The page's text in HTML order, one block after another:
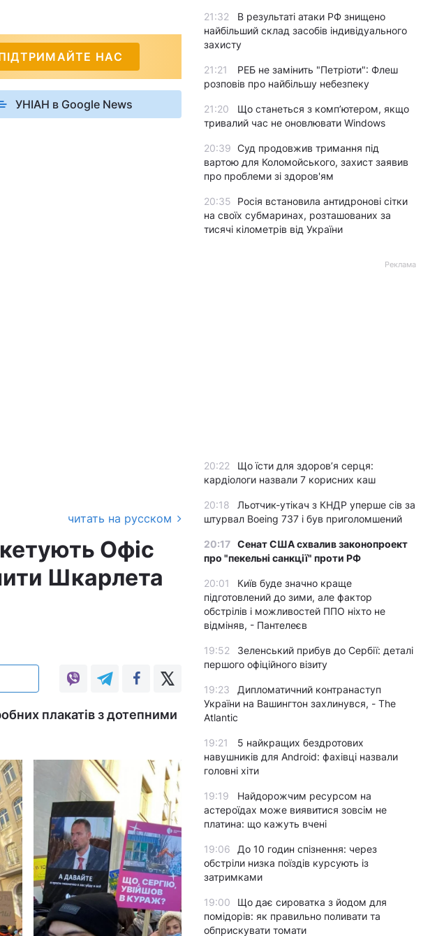
НАС
УНІАН в Google News
читать на русском
Офіс
Шкарлета
плакатів з дотепними
21:32
В результаті атаки РФ знищено
найбільший склад засобів індивідуального
захисту
21:21
РЕБ не замінить "Петріоти": Флеш
розповів про найбільшу небезпеку
21:20
Що станеться з комп’ютером, якщо
тривалий час не оновлювати Windows
20:39 Суд продовжив тримання під
вартою для Коломойського, захист заявив
про проблеми зі здоров'ям
20:35
Росія встановила антидронові сітки
на своїх субмаринах, розташованих за
тисячі кілометрів від України
Реклама
20:22
Що їсти для здоров’я серця:
кардіологи назвали 7 корисних каш
20:18
Льотчик-утікач з КНДР уперше сів за
штурвал Boeing 737 і був приголомшений
20:17 Сенат США схвалив законопроект
про "пекельні санкції" проти РФ
20:01
Київ буде значно краще
підготовлений до зими, але фактор
обстрілів і можливостей ППО ніхто не
відміняв, - Пантелеєв
19:52
Зеленський прибув до Сербії: деталі
першого офіційного візиту
19:23
Дипломатичний контранаступ
України на Вашингтон захлинувся, - The
Atlantic
19:21
5 найкращих бездротових
навушників для Android: фахівці назвали
головні хіти
19:19
Найдорожчим ресурсом на
астероїдах може виявитися зовсім не
платина: що кажуть вчені
19:06
До 10 годин спізнення: через
обстріли низка поїздів курсують із
затримками
19:00
Що дає сироватка з йодом для
помідорів: як правильно поливати та
обприскувати томати